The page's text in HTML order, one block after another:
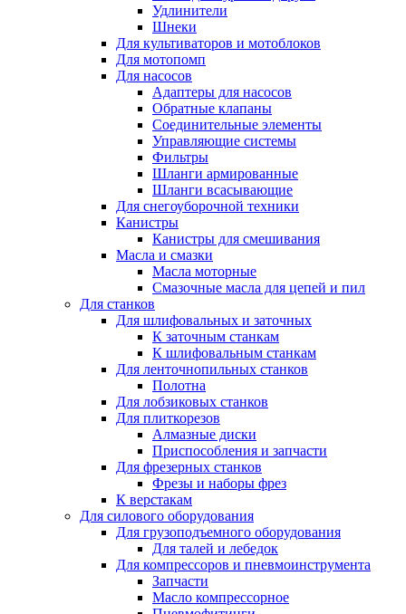
Удлинители
Шнеки
Для культиваторов и мотоблоков
Для мотопомп
Для насосов
Адаптеры для насосов
Обратные клапаны
Соединительные элементы
Управляющие системы
Фильтры
Шланги армированные
Шланги всасывающие
Для снегоуборочной техники
Канистры
Канистры для смешивания
Масла и смазки
Масла моторные
Смазочные масла для цепей и пил
Для станков
Для шлифовальных и заточных
К заточным станкам
К шлифовальным станкам
Для ленточнопильных станков
Полотна
Для лобзиковых станков
Для плиткорезов
Алмазные диски
Приспособления и запчасти
Для фрезерных станков
Фрезы и наборы фрез
К верстакам
Для силового оборудования
Для грузоподъемного оборудования
Для талей и лебедок
Для компрессоров и пневмоинструмента
Запчасти
Масло компрессорное